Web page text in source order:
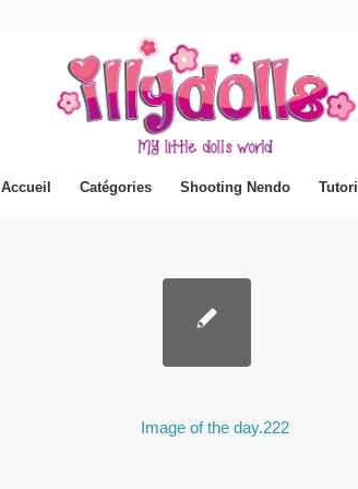
Accueil Catégories Shooting Nendo